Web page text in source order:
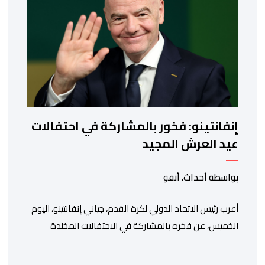
إنفانتينو: فخور بالمشاركة في احتفالات
عيد العرش المجيد
بواسطة أحداث. أنفو
أعرب رئيس الاتحاد الدولي لكرة القدم، جياني إنفانتينو، اليوم
الخميس، عن فخره بالمشاركة في الاحتفالات المخلدة